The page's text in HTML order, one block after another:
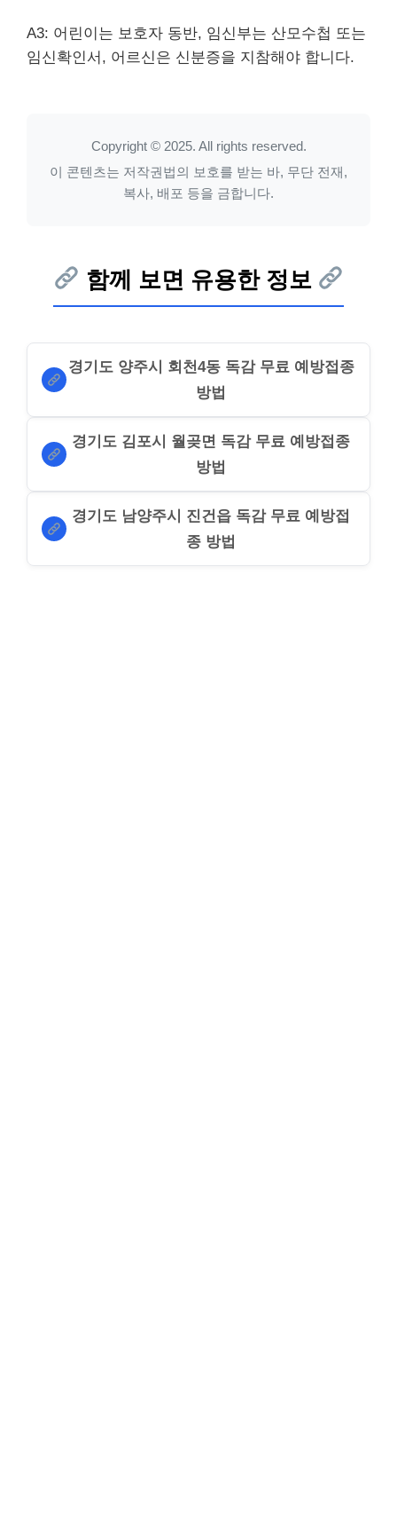
A3: 어린이는 보호자 동반, 임신부는 산모수첩 또는
임신확인서, 어르신은 신분증을 지참해야 합니다.
Copyright © 2025. All rights reserved.
이 콘텐츠는 저작권법의 보호를 받는 바, 무단 전재,
복사, 배포 등을 금합니다.
함께 보면 유용한 정보
경기도 양주시 회천4동 독감 무료 예방접종
방법
경기도 김포시 월곶면 독감 무료 예방접종
방법
경기도 남양주시 진건읍 독감 무료 예방접
종 방법